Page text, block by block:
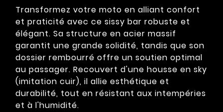
Transformez votre moto en alliant confort
et praticité avec ce sissy bar robuste et
élégant. Sa structure en acier massif
garantit une grande solidité, tandis que son
dossier rembourré offre un soutien optimal
au passager. Recouvert d'une housse en sky
(imitation cuir), il allie esthétique et
durabilité, tout en résistant aux intempéries
et à l'humidité.